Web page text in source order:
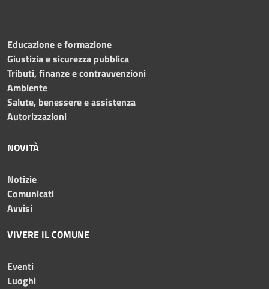
Educazione e formazione
Giustizia e sicurezza pubblica
Tributi, finanze e contravvenzioni
Ambiente
Salute, benessere e assistenza
Autorizzazioni
NOVITÀ
Notizie
Comunicati
Avvisi
VIVERE IL COMUNE
Eventi
Luoghi